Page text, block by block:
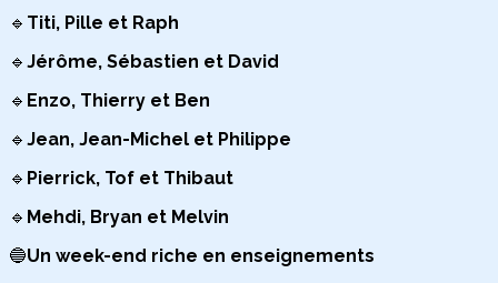
🔹 Titi, Pille et Raph
🔹 Jérôme, Sébastien et David
🔹 Enzo, Thierry et Ben
🔹 Jean, Jean-Michel et Philippe
🔹 Pierrick, Tof et Thibaut
🔹 Mehdi, Bryan et Melvin
🔵Un week-end riche en enseignements